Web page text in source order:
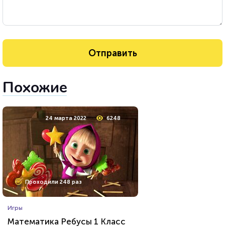
Похожие
24 марта 2022 6248
Проходили 248 раз
Игры
Математика Ребусы 1 Класс